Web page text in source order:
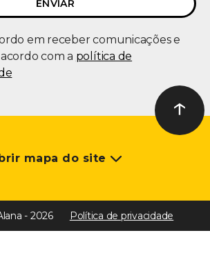
em receber comunicações e
com a política de
Ir ao
↑
mapa do site
- 2026 Política de privacidade